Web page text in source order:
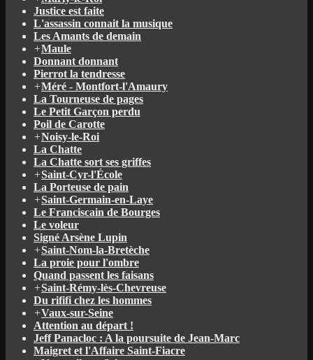
Justice est faite
L'assassin connait la musique
Les Amants de demain
+Maule
Donnant donnant
Pierrot la tendresse
+Méré - Montfort-l'Amaury
La Tourneuse de pages
Le Petit Garçon perdu
Poil de Carotte
+Noisy-le-Roi
La Chatte
La Chatte sort ses griffes
+Saint-Cyr-l'École
La Porteuse de pain
+Saint-Germain-en-Laye
Le Franciscain de Bourges
Le voleur
Signé Arsène Lupin
+Saint-Nom-la-Bretèche
La proie pour l'ombre
Quand passent les faisans
+Saint-Rémy-lès-Chevreuse
Du rififi chez les hommes
+Vaux-sur-Seine
Attention au départ !
Jeff Panacloc : A la poursuite de Jean-Marc
Maigret et l'Affaire Saint-Fiacre